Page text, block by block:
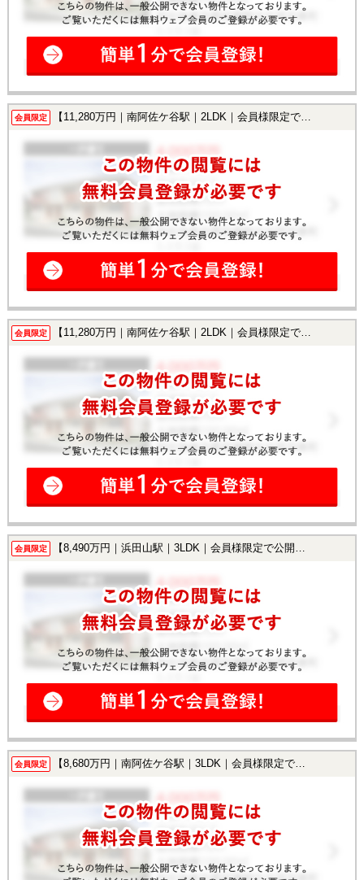
会員限定 【11,280万円｜南阿佐ケ谷駅｜2LDK｜会員様限定で公開中！】
会員限定 【11,280万円｜南阿佐ケ谷駅｜2LDK｜会員様限定で公開中！】
会員限定 【8,490万円｜浜田山駅｜3LDK｜会員様限定で公開中！】
会員限定 【8,680万円｜南阿佐ケ谷駅｜3LDK｜会員様限定で公開中！】